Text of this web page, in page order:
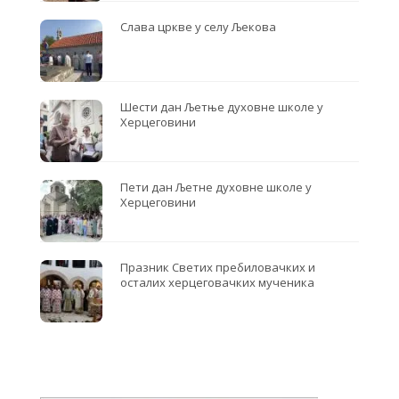
Слава цркве у селу Љекова
Шести дан Љетње духовне школе у
Херцеговини
Пети дан Љетне духовне школе у
Херцеговини
Празник Светих пребиловачких и
осталих херцеговачких мученика